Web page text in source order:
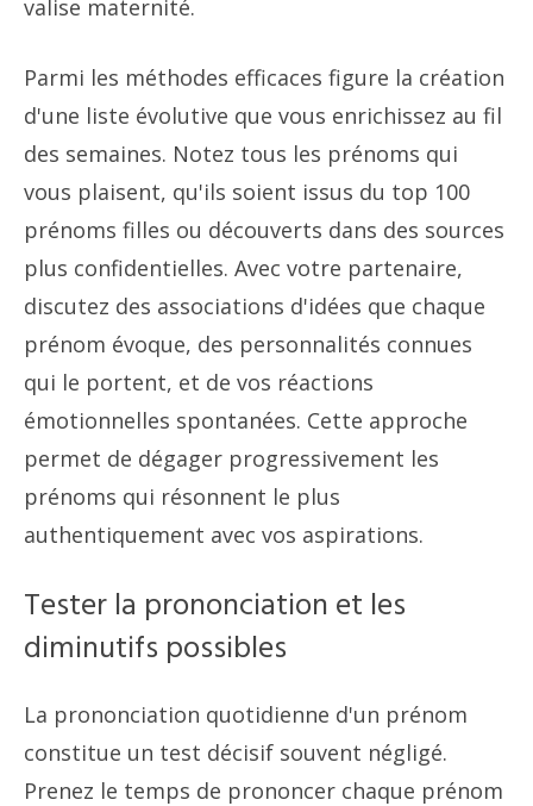
valise maternité.
Parmi les méthodes efficaces figure la création
d'une liste évolutive que vous enrichissez au fil
des semaines. Notez tous les prénoms qui
vous plaisent, qu'ils soient issus du top 100
prénoms filles ou découverts dans des sources
plus confidentielles. Avec votre partenaire,
discutez des associations d'idées que chaque
prénom évoque, des personnalités connues
qui le portent, et de vos réactions
émotionnelles spontanées. Cette approche
permet de dégager progressivement les
prénoms qui résonnent le plus
authentiquement avec vos aspirations.
Tester la prononciation et les
diminutifs possibles
La prononciation quotidienne d'un prénom
constitue un test décisif souvent négligé.
Prenez le temps de prononcer chaque prénom